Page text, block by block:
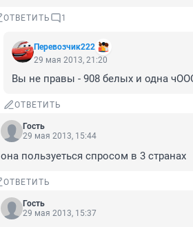
ОТВЕТИТЬ 1
Перевозчик222
29 мая 2013, 21:20
Вы не правы - 908 белых и одна
ОТВЕТИТЬ
Гость
29 мая 2013, 15:44
она пользуеться спросом в 3 странах
ОТВЕТИТЬ
Гость
29 мая 2013, 15:37